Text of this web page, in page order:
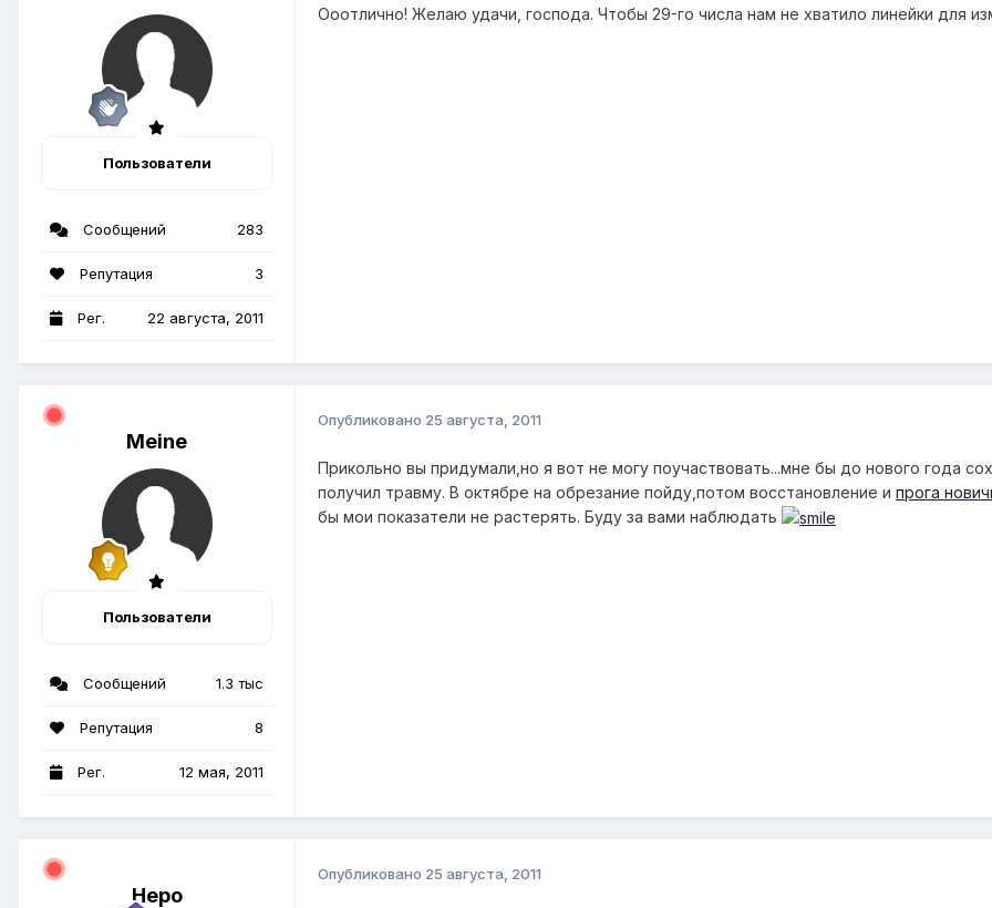
Пользователи
Сообщений 283
Репутация 3
Рег. 22 августа, 2011
Ооотлично! Желаю удачи, господа. Чтобы 29-го числа нам не хватило линейки для
Meine
Пользователи
Сообщений 1.3 тыс
Репутация 8
Рег. 12 мая, 2011
Опубликовано 25 августа, 2011
Прикольно вы придумали,но я вот не могу поучаствовать...мне бы до нового года
получил травму. В октябре на обрезание пойду,потом восстановление и прога
бы мои показатели не растерять. Буду за вами наблюдать
Неро
Опубликовано 25 августа, 2011